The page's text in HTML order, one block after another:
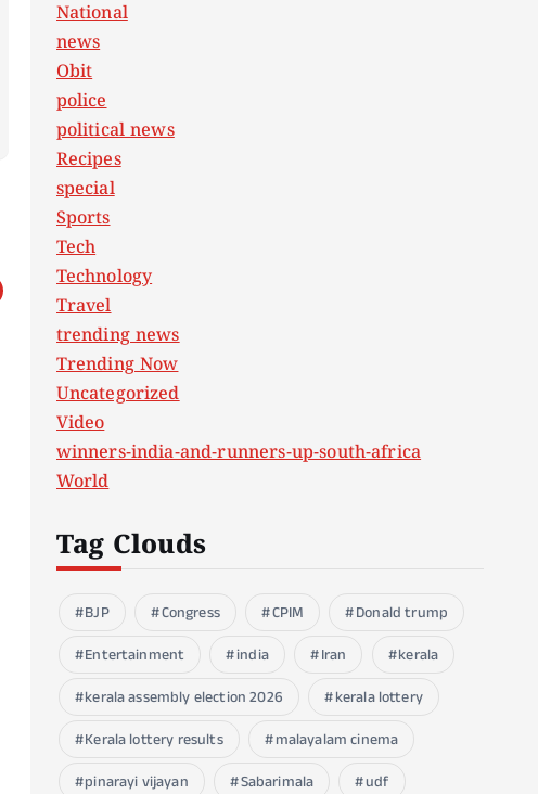
National
news
Obit
police
political news
Recipes
special
Sports
Tech
Technology
Travel
trending news
Trending Now
Uncategorized
Video
winners-india-and-runners-up-south-africa
World
Tag Clouds
BJP Congress CPIM
Donald trump
Entertainment
india Iran
kerala
kerala assembly election 2026
kerala lottery
Kerala lottery results
malayalam cinema
pinarayi vijayan
Sabarimala udf